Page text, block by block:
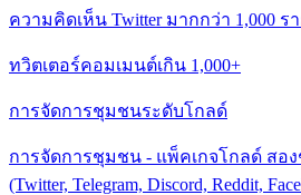
ความคิดเห็น Twitter มากกว่า 1,000 ร
ทวิตเตอร์คอมเมนต์เกิน 1,000+
การจัดการชุมชนระดับโกลด์
การจัดการชุมชน - แพ็คเกจโกลด์ สอ
(Twitter, Telegram, Discord, Reddit,